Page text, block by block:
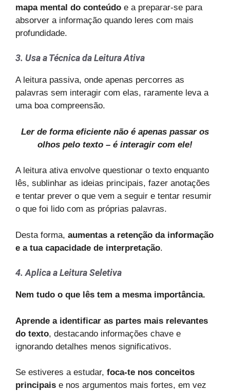
mapa mental do conteúdo e a preparar-se para
absorver a informação quando leres com mais
profundidade.
3. Usa a Técnica da Leitura Ativa
A leitura passiva, onde apenas percorres as
palavras sem interagir com elas, raramente leva a
uma boa compreensão.
Ler de forma eficiente não é apenas passar os
olhos pelo texto – é interagir com ele!
A leitura ativa envolve questionar o texto enquanto
lês, sublinhar as ideias principais, fazer anotações
e tentar prever o que vem a seguir e tentar resumir
o que foi lido com as próprias palavras.
Desta forma, aumentas a retenção da informação
e a tua capacidade de interpretação.
4. Aplica a Leitura Seletiva
Nem tudo o que lês tem a mesma importância.
Aprende a identificar as partes mais relevantes
do texto, destacando informações chave e
ignorando detalhes menos significativos.
Se estiveres a estudar, foca-te nos conceitos
principais e nos argumentos mais fortes, em vez